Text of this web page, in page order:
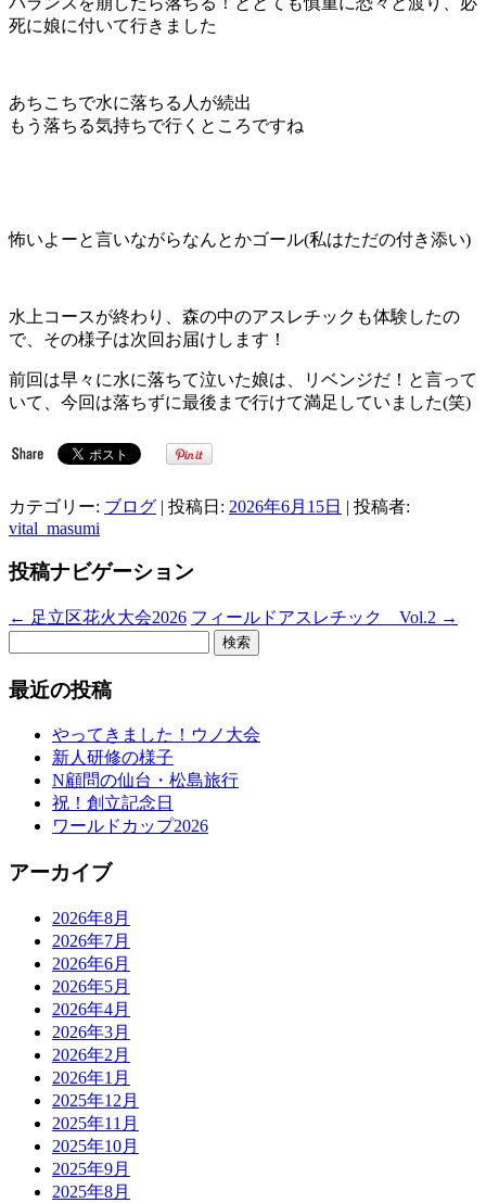
死に娘に付いて行きました
あちこちで水に落ちる人が続出
もう落ちる気持ちで行くところですね
怖いよーと言いながらなんとかゴール(私はただの付き添い)
水上コースが終わり、森の中のアスレチックも体験したの
で、その様子は次回お届けします！
前回は早々に水に落ちて泣いた娘は、リベンジだ！と言って
いて、今回は落ちずに最後まで行けて満足していました(笑)
カテゴリー: ブログ | 投稿日: 2026年6月15日 | 投稿者:
vital_masumi
投稿ナビゲーション
← 足立区花火大会2026 フィールドアスレチック Vol.2 →
最近の投稿
やってきました！ウノ大会
新人研修の様子
N顧問の仙台・松島旅行
祝！創立記念日
ワールドカップ2026
アーカイブ
2026年8月
2026年7月
2026年6月
2026年5月
2026年4月
2026年3月
2026年2月
2026年1月
2025年12月
2025年11月
2025年10月
2025年9月
2025年8月